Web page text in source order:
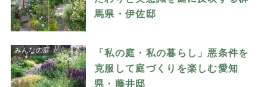
馬県・伊佐邸
みんなの庭
「私の庭・私の暮らし」悪条件を
克服して庭づくりを楽しむ愛知
県・藤井邸